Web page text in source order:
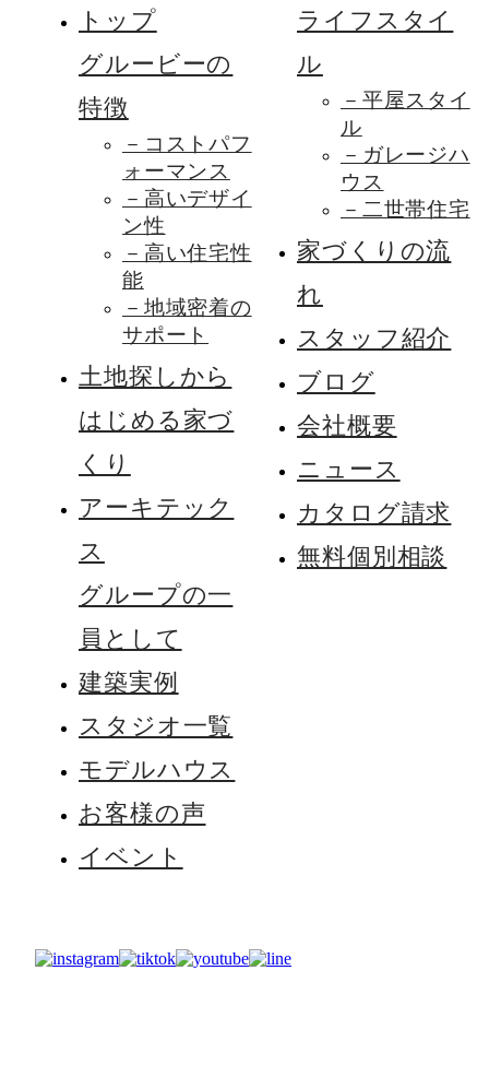
トップ
グルービーの
特徴
－コストパフ
ォーマンス
－高いデザイ
ン性
－高い住宅性
能
－地域密着の
サポート
土地探しから
はじめる家づ
くり
アーキテック
ス
グループの一
員として
建築実例
スタジオ一覧
モデルハウス
お客様の声
イベント
ライフスタイ
ル
－平屋スタイ
ル
－ガレージハ
ウス
－二世帯住宅
家づくりの流
れ
スタッフ紹介
ブログ
会社概要
ニュース
カタログ請求
無料個別相談